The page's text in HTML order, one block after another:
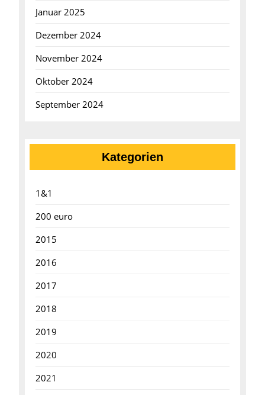
Januar 2025
Dezember 2024
November 2024
Oktober 2024
September 2024
Kategorien
1&1
200 euro
2015
2016
2017
2018
2019
2020
2021